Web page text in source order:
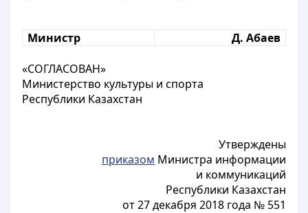
Министр Д. Абаев
«СОГЛАСОВАН»
Министерство культуры и спорта
Республики Казахстан
Утверждены
приказом Министра информации
и коммуникаций
Республики Казахстан
от 27 декабря 2018 года № 551